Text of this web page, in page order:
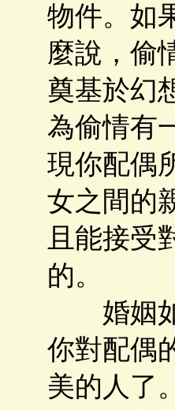
物件。如
麼說，偷
奠基於幻
為偷情有
現你配偶
女之間的
且能接受
的。
婚姻如
你對配偶
美的人了。